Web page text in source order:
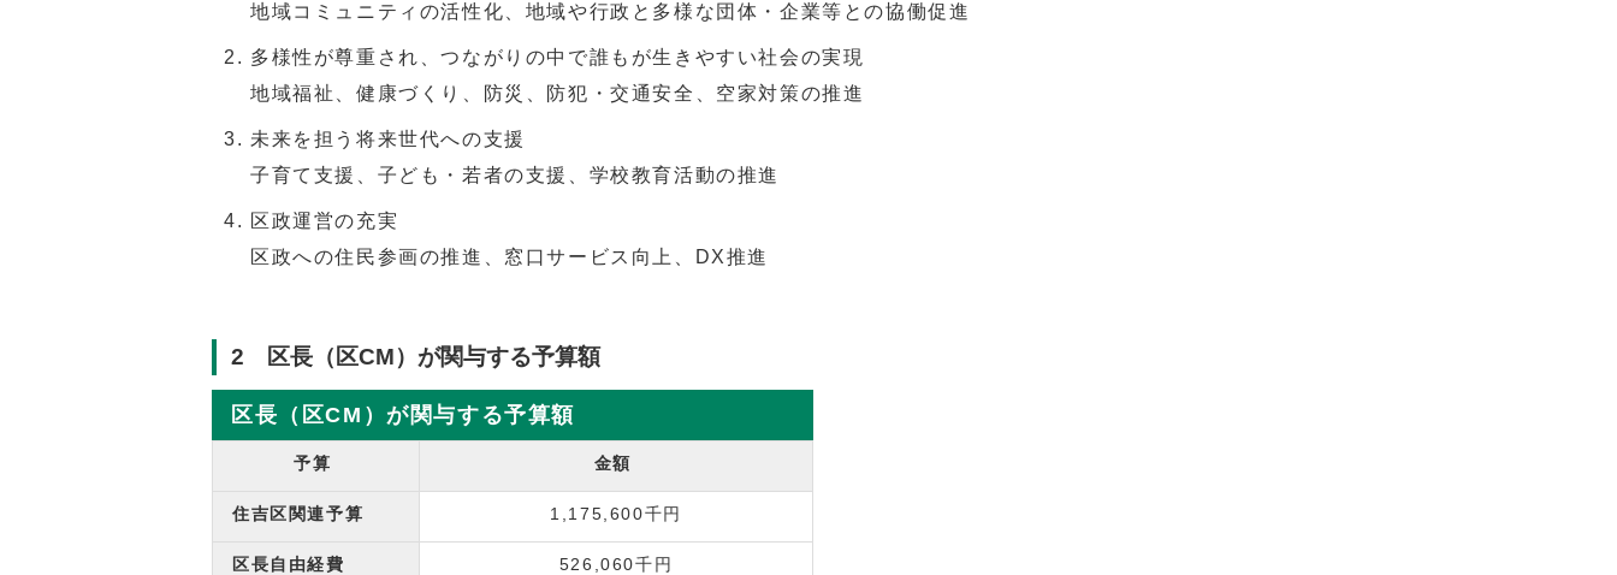
地域コミュニティの活性化、地域や行政と多様な団体・企業等との協働促進
多様性が尊重され、つながりの中で誰もが生きやすい社会の実現
地域福祉、健康づくり、防災、防犯・交通安全、空家対策の推進
未来を担う将来世代への支援
子育て支援、子ども・若者の支援、学校教育活動の推進
区政運営の充実
区政への住民参画の推進、窓口サービス向上、DX推進
2 区長（区CM）が関与する予算額
区長（区CM）が関与する予算額
予算 金額
住吉区関連予算 1,175,600千円
区長自由経費 526,060千円